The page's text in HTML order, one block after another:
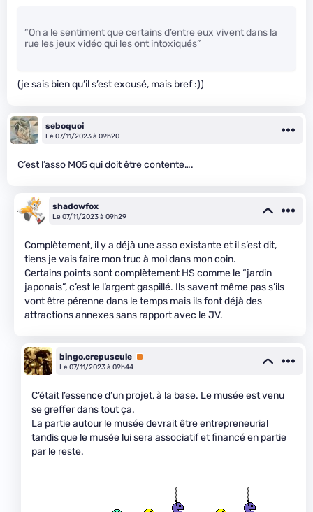
“On a le sentiment que certains d’entre eux vivent dans la
rue les jeux vidéo qui les ont intoxiqués”
(je sais bien qu’il s’est excusé, mais bref :))
seboquoi
Le 07/11/2023 à 09h20
C’est l’asso MO5 qui doit être contente….
shadowfox
Le 07/11/2023 à 09h29
Complètement, il y a déjà une asso existante et il s’est dit,
tiens je vais faire mon truc à moi dans mon coin.
Certains points sont complètement HS comme le “jardin
japonais”, c’est le l’argent gaspillé. Ils savent même pas s’ils
vont être pérenne dans le temps mais ils font déjà des
attractions annexes sans rapport avec le JV.
bingo.crepuscule Premium
Le 07/11/2023 à 09h44
C’était l’essence d’un projet, à la base. Le musée est venu
se greffer dans tout ça.
La partie autour le musée devrait être entrepreneurial
tandis que le musée lui sera associatif et financé en partie
par le reste.